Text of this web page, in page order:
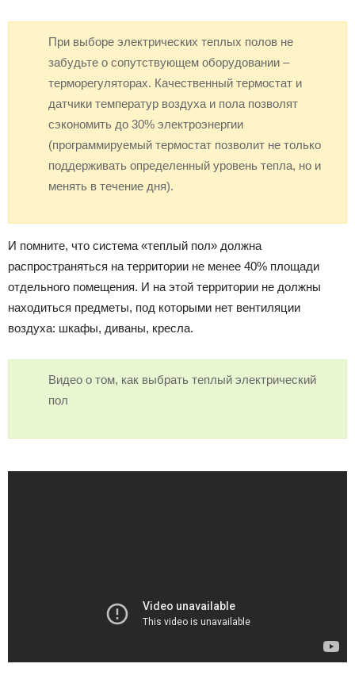
При выборе электрических теплых полов не
забудьте о сопутствующем оборудовании –
терморегуляторах. Качественный термостат и
датчики температур воздуха и пола позволят
сэкономить до 30% электроэнергии
(программируемый термостат позволит не только
поддерживать определенный уровень тепла, но и
менять в течение дня).
И помните, что система «теплый пол» должна
распространяться на территории не менее 40% площади
отдельного помещения. И на этой территории не должны
находиться предметы, под которыми нет вентиляции
воздуха: шкафы, диваны, кресла.
Видео о том, как выбрать теплый электрический
пол